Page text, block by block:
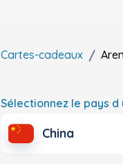
Cartes-cadeaux
Sélectionnez le pays d
China